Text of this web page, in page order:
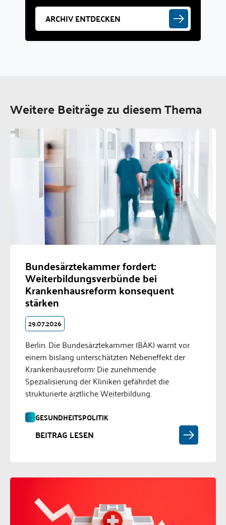
ARCHIV ENTDECKEN
Weitere Beiträge zu diesem Thema
Bundesärztekammer fordert:
Weiterbildungsverbünde bei
Krankenhausreform konsequent
stärken
29.07.2026
Berlin. Die Bundesärztekammer (BÄK) warnt vor
einem bislang unterschätzten Nebeneffekt der
Krankenhausreform: Die zunehmende
Spezialisierung der Kliniken gefährdet die
strukturierte ärztliche Weiterbildung.
GESUNDHEITSPOLITIK
BEITRAG LESEN